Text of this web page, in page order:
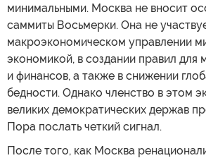
минимальными. Москва не вносит
саммиты Восьмерки. Она не
макроэкономическом управлении
экономикой, в создании правил для
и финансов, а также в снижении
бедности. Однако членство в этом
великих демократических держав
Пора послать четкий сигнал.
После того, как Москва